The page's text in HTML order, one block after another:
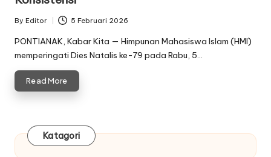
Posted
by
By Editor 5 Februari 2026
PONTIANAK, Kabar Kita — Himpunan Mahasiswa Islam (HMI)
memperingati Dies Natalis ke-79 pada Rabu, 5…
Read More
Katagori